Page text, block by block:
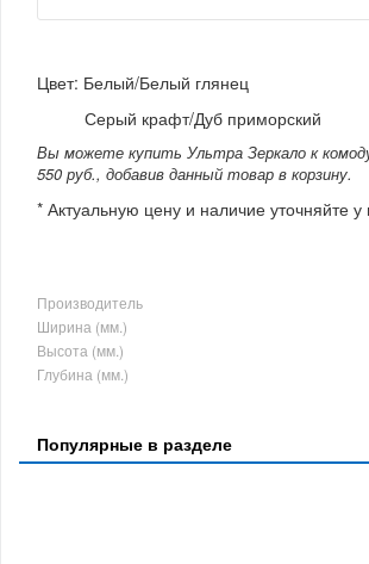
Цвет: Белый/Белый глянец
Серый крафт/Дуб приморский
Вы можете купить Ультра Зеркало к
550 руб., добавив данный товар в корзину.
* Актуальную цену и наличие уточняйте
Производитель
Ширина (мм.)
Высота (мм.)
Глубина (мм.)
Популярные в разделе